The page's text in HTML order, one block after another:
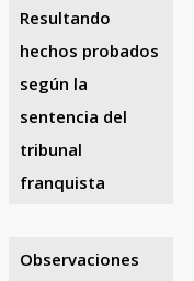
Resultando
hechos probados
según la
sentencia del
tribunal
franquista
Observaciones